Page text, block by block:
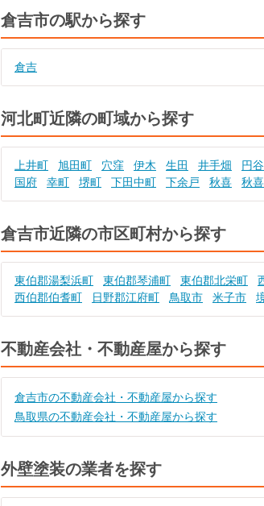
倉吉市の駅から探す
倉吉
河北町近隣の町域から探す
上井町 旭田町 穴窪 伊木 生田 井手畑 円
国府
幸町 堺町 下田中町 下余戸 秋喜 秋
倉吉市近隣の市区町村から探す
東伯郡湯梨浜町 東伯郡琴浦町 東伯郡北栄町
西伯郡伯耆町
日野郡江府町 鳥取市 米子市
不動産会社・不動産屋から探す
倉吉市の不動産会社・不動産屋から探す
鳥取県の不動産会社・不動産屋から探す
外壁塗装の業者を探す